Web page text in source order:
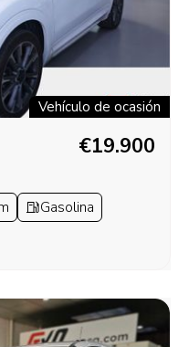
Vehículo de ocasión
€19.900
Gasolina